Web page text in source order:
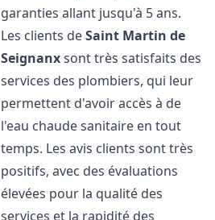
garanties allant jusqu'à 5 ans.
Les clients deSaint Martin de
Seignanxsont très satisfaits des
services des plombiers, qui leur
permettent d'avoir accès à de
l'eau chaude sanitaire en tout
temps. Les avis clients sont très
positifs, avec des évaluations
élevées pour la qualité des
services et la rapidité des